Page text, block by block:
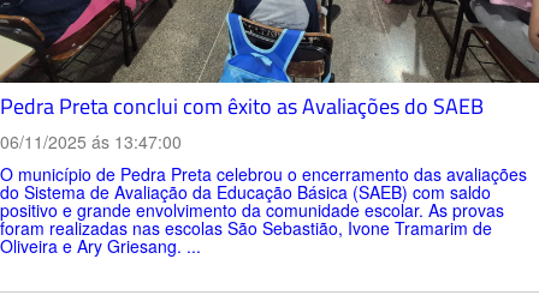
Pedra Preta conclui com êxito as Avaliações do SAEB
06/11/2025 ás 13:47:00
O município de Pedra Preta celebrou o encerramento das avaliações
do Sistema de Avaliação da Educação Básica (SAEB) com saldo
positivo e grande envolvimento da comunidade escolar. As provas
foram realizadas nas escolas São Sebastião, Ivone Tramarim de
Oliveira e Ary Griesang. ...